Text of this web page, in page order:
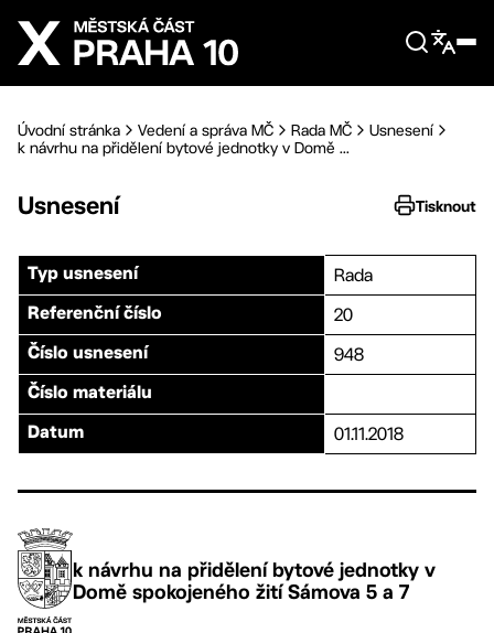
Přejít na hlavní obsah
Úvodní stránka Vedení a správa MČ Rada MČ
Usnesení
k návrhu na přidělení bytové jednotky v Domě ...
Usnesení Tisknout
Typ usnesení Rada
Referenční číslo 20
Číslo usnesení 948
Číslo materiálu
Datum 01.11.2018
k návrhu na přidělení bytové jednotky v
Domě spokojeného žití Sámova 5 a 7